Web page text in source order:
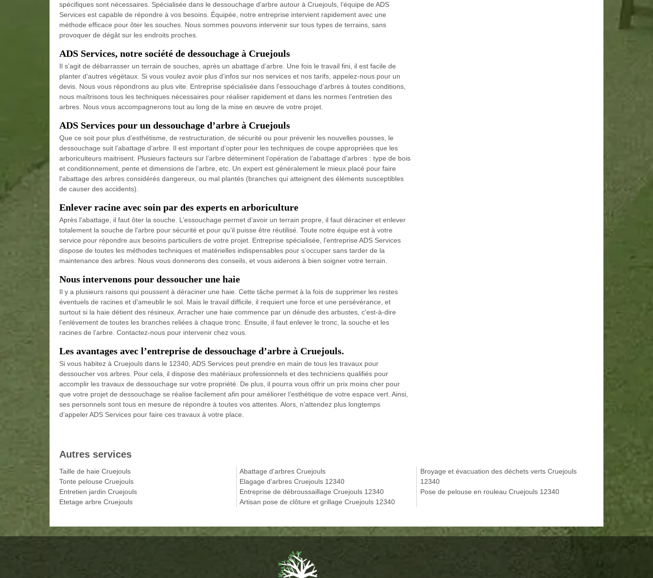
spécifiques sont nécessaires. Spécialisée dans le dessouchage d'arbre autour à Cruejouls, l’équipe de ADS
Services est capable de répondre à vos besoins. Équipée, notre entreprise intervient rapidement avec une
méthode efficace pour ôter les souches. Nous sommes pouvons intervenir sur tous types de terrains, sans
provoquer de dégât sur les endroits proches.
ADS Services, notre société de dessouchage à Cruejouls
Il s’agit de débarrasser un terrain de souches, après un abattage d’arbre. Une fois le travail fini, il est facile de
planter d’autres végétaux. Si vous voulez avoir plus d’infos sur nos services et nos tarifs, appelez-nous pour un
devis. Nous vous répondrons au plus vite. Entreprise spécialisée dans l’essouchage d’arbres à toutes conditions,
nous maîtrisons tous les techniques nécessaires pour réaliser rapidement et dans les normes l’entretien des
arbres. Nous vous accompagnerons tout au long de la mise en œuvre de votre projet.
ADS Services pour un dessouchage d’arbre à Cruejouls
Que ce soit pour plus d’esthétisme, de restructuration, de sécurité ou pour prévenir les nouvelles pousses, le
dessouchage suit l’abattage d’arbre. Il est important d’opter pour les techniques de coupe appropriées que les
arboriculteurs maitrisent. Plusieurs facteurs sur l’arbre déterminent l’opération de l’abattage d'arbres : type de bois
et conditionnement, pente et dimensions de l’arbre, etc. Un expert est généralement le mieux placé pour faire
l'abattage des arbres considérés dangereux, ou mal plantés (branches qui atteignent des éléments susceptibles
de causer des accidents).
Enlever racine avec soin par des experts en arboriculture
Après l'abattage, il faut ôter la souche. L’essouchage permet d’avoir un terrain propre, il faut déraciner et enlever
totalement la souche de l'arbre pour sécurité et pour qu’il puisse être réutilisé. Toute notre équipe est à votre
service pour répondre aux besoins particuliers de votre projet. Entreprise spécialisée, l’entreprise ADS Services
dispose de toutes les méthodes techniques et matérielles indispensables pour s’occuper sans tarder de la
maintenance des arbres. Nous vous donnerons des conseils, et vous aiderons à bien soigner votre terrain.
Nous intervenons pour dessoucher une haie
Il y a plusieurs raisons qui poussent à déraciner une haie. Cette tâche permet à la fois de supprimer les restes
éventuels de racines et d'ameublir le sol. Mais le travail difficile, il requiert une force et une persévérance, et
surtout si la haie détient des résineux. Arracher une haie commence par un dénude des arbustes, c'est-à-dire
l’enlèvement de toutes les branches reliées à chaque tronc. Ensuite, il faut enlever le tronc, la souche et les
racines de l’arbre. Contactez-nous pour intervenir chez vous.
Les avantages avec l’entreprise de dessouchage d’arbre à Cruejouls.
Si vous habitez à Cruejouls dans le 12340, ADS Services peut prendre en main de tous les travaux pour
dessoucher vos arbres. Pour cela, il dispose des matériaux professionnels et des techniciens qualifiés pour
accomplir les travaux de dessouchage sur votre propriété. De plus, il pourra vous offrir un prix moins cher pour
que votre projet de dessouchage se réalise facilement afin pour améliorer l’esthétique de votre espace vert. Ainsi,
ses personnels sont tous en mesure de répondre à toutes vos attentes. Alors, n’attendez plus longtemps
d’appeler ADS Services pour faire ces travaux à votre place.
Autres services
Taille de haie Cruejouls
Tonte pelouse Cruejouls
Entretien jardin Cruejouls
Etetage arbre Cruejouls
Abattage d'arbres Cruejouls
Elagage d'arbres Cruejouls 12340
Entreprise de débroussaillage Cruejouls 12340
Artisan pose de clôture et grillage Cruejouls 12340
Broyage et évacuation des déchets verts Cruejouls
12340
Pose de pelouse en rouleau Cruejouls 12340